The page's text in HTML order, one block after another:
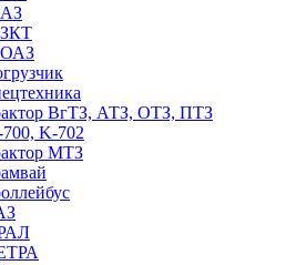
ВгТЗ, АТЗ, ОТЗ, ПТЗ
K-702
МТЗ